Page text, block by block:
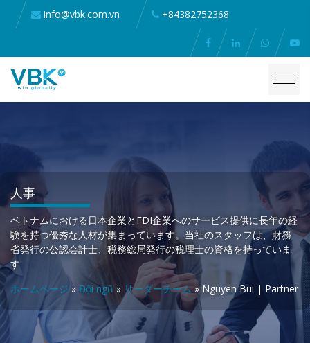
info@vbk.com.vn +84382752368
人事
ベトナムにおける日本企業とFDI企業へのサービス提供に長年の経
験を持つ優秀な人材が集まっています。当社のスタッフは、財務
省発行の公認会計士、税務総局発行の税理士の資格を持っていま
す
ホームページ» Đội ngũ » リーダーチーム » Nguyen Bui | Partner